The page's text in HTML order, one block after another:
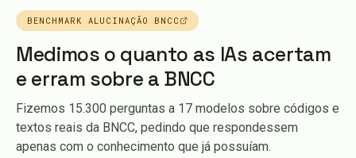
BENCHMARK ALUCINAÇÃO BNCC
Medimos o quanto as IAs acertam
e erram sobre a BNCC
Fizemos 15.300 perguntas a 17 modelos sobre códigos e
textos reais da BNCC, pedindo que respondessem
apenas com o conhecimento que já possuíam.